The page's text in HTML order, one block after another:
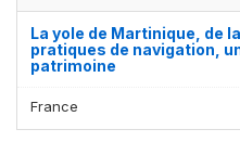
La yole de Martinique, de
pratiques de navigation,
patrimoine
France